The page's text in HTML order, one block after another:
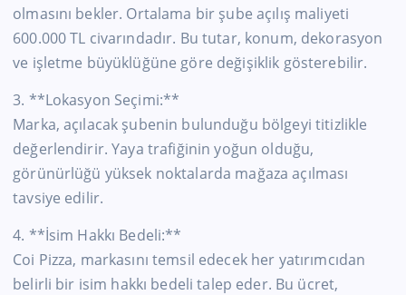
olmasını bekler. Ortalama bir şube açılış maliyeti
600.000 TL civarındadır. Bu tutar, konum, dekorasyon
ve işletme büyüklüğüne göre değişiklik gösterebilir.
3. **Lokasyon Seçimi:**
Marka, açılacak şubenin bulunduğu bölgeyi titizlikle
değerlendirir. Yaya trafiğinin yoğun olduğu,
görünürlüğü yüksek noktalarda mağaza açılması
tavsiye edilir.
4. **İsim Hakkı Bedeli:**
Coi Pizza, markasını temsil edecek her yatırımcıdan
belirli bir isim hakkı bedeli talep eder. Bu ücret,